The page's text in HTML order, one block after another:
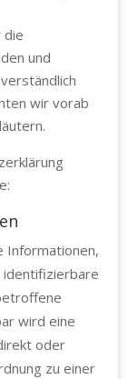
die
und
wir vorab
Informationen,
wird eine
oder
zu einer